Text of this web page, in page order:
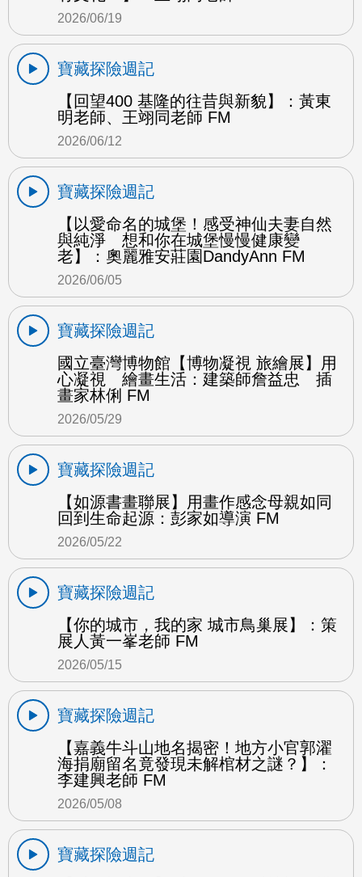
2026/06/19
寶藏探險週記
【回望400 基隆的往昔與新貌】：黃東
明老師、王翊同老師 FM
2026/06/12
寶藏探險週記
【以愛命名的城堡！感受神仙夫妻自然
與純淨 想和你在城堡慢慢健康變
老】：奧麗雅安莊園DandyAnn FM
2026/06/05
寶藏探險週記
國立臺灣博物館【博物凝視 旅繪展】用
心凝視 繪畫生活：建築師詹益忠 插
畫家林俐 FM
2026/05/29
寶藏探險週記
【如源書畫聯展】用畫作感念母親如同
回到生命起源：彭家如導演 FM
2026/05/22
寶藏探險週記
【你的城市，我的家 城市鳥巢展】：策
展人黃一峯老師 FM
2026/05/15
寶藏探險週記
【嘉義牛斗山地名揭密！地方小官郭濯
海捐廟留名竟發現未解棺材之謎？】：
李建興老師 FM
2026/05/08
寶藏探險週記